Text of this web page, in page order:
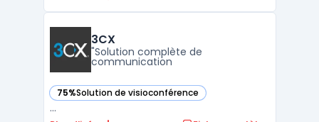
de Livestorm réside dans sa capacité à
engager ...
3CX
"Solution complète de
communication
75%Solution de visioconférence
— voir 3CX dans cette catégorie
...